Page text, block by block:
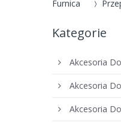
Furnica
Kategorie
Akcesoria
Akcesoria
Akcesoria